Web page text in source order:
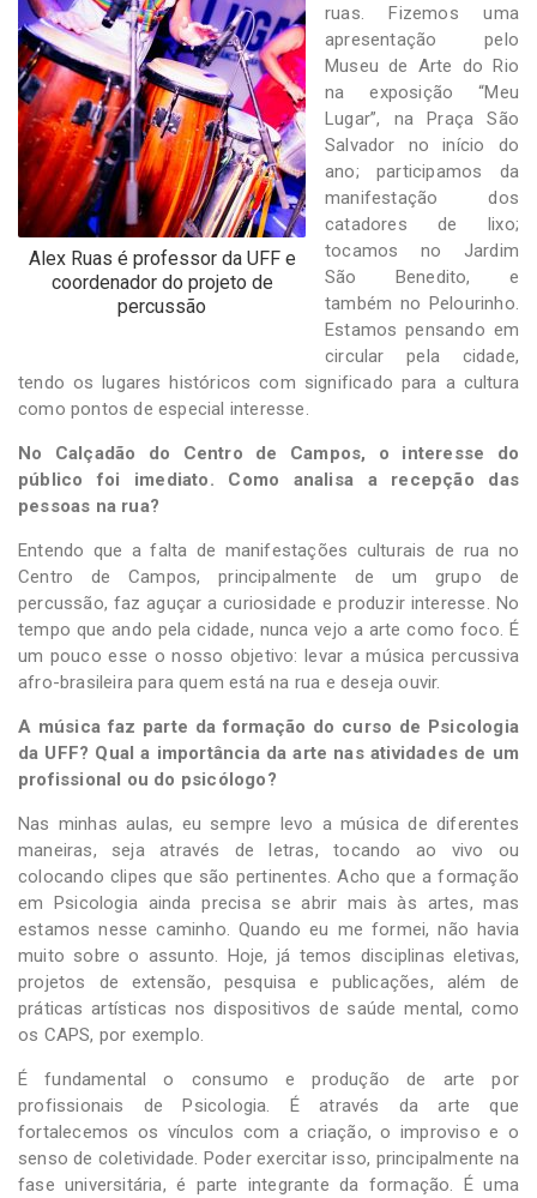
Alex Ruas é professor da UFF e
coordenador do projeto de
percussão
ruas. Fizemos uma
apresentação pelo
Museu de Arte do Rio
na exposição “Meu
Lugar”, na Praça São
Salvador no início do
ano; participamos da
manifestação dos
catadores de lixo;
tocamos no Jardim
São Benedito, e
também no Pelourinho.
Estamos pensando em
circular pela cidade,
tendo os lugares históricos com significado para a cultura
como pontos de especial interesse.
No Calçadão do Centro de Campos, o interesse do
público foi imediato. Como analisa a recepção das
pessoas na rua?
Entendo que a falta de manifestações culturais de rua no
Centro de Campos, principalmente de um grupo de
percussão, faz aguçar a curiosidade e produzir interesse. No
tempo que ando pela cidade, nunca vejo a arte como foco. É
um pouco esse o nosso objetivo: levar a música percussiva
afro-brasileira para quem está na rua e deseja ouvir.
A música faz parte da formação do curso de Psicologia
da UFF? Qual a importância da arte nas atividades de um
profissional ou do psicólogo?
Nas minhas aulas, eu sempre levo a música de diferentes
maneiras, seja através de letras, tocando ao vivo ou
colocando clipes que são pertinentes. Acho que a formação
em Psicologia ainda precisa se abrir mais às artes, mas
estamos nesse caminho. Quando eu me formei, não havia
muito sobre o assunto. Hoje, já temos disciplinas eletivas,
projetos de extensão, pesquisa e publicações, além de
práticas artísticas nos dispositivos de saúde mental, como
os CAPS, por exemplo.
É fundamental o consumo e produção de arte por
profissionais de Psicologia. É através da arte que
fortalecemos os vínculos com a criação, o improviso e o
senso de coletividade. Poder exercitar isso, principalmente na
fase universitária, é parte integrante da formação. É uma